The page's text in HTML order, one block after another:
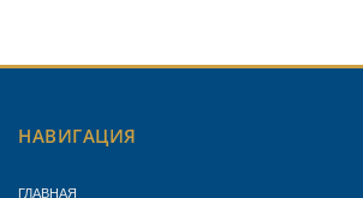
НАВИГАЦИЯ
ГЛАВНАЯ